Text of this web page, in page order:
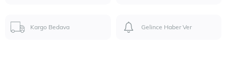
Kargo Bedava Gelince Haber Ver